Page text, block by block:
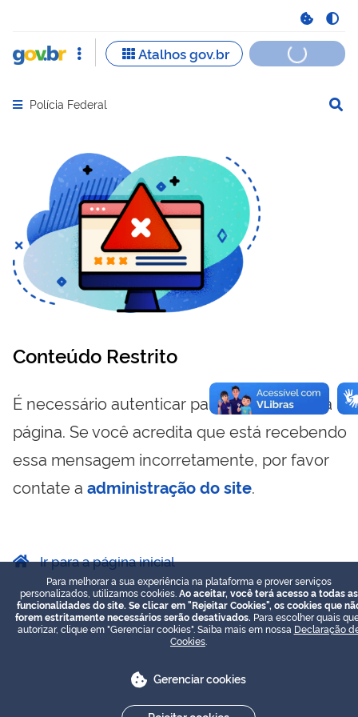
Abrir menu principal de navegação
Polícia Federal
Conteúdo Restrito
É necessário autenticar para visualizar essa
página. Se você acredita que está recebendo
essa mensagem incorretamente, por favor
contate a administração do site.
Ir para a página inicial
Para melhorar a sua experiência na plataforma e prover serviços
personalizados, utilizamos cookies. Ao aceitar, você terá acesso a todas as
funcionalidades do site. Se clicar em "Rejeitar Cookies", os cookies que
forem estritamente necessários serão desativados. Para escolher quais
autorizar, clique em "Gerenciar cookies". Saiba mais em nossa Declaração
Cookies
Gerenciar cookies